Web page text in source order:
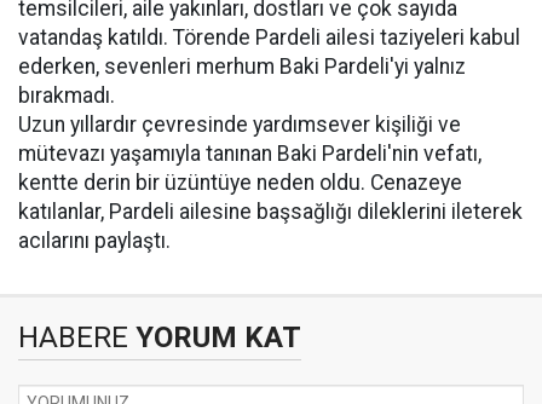
temsilcileri, aile yakınları, dostları ve çok sayıda
vatandaş katıldı. Törende Pardeli ailesi taziyeleri kabul
ederken, sevenleri merhum Baki Pardeli'yi yalnız
bırakmadı.
Uzun yıllardır çevresinde yardımsever kişiliği ve
mütevazı yaşamıyla tanınan Baki Pardeli'nin vefatı,
kentte derin bir üzüntüye neden oldu. Cenazeye
katılanlar, Pardeli ailesine başsağlığı dileklerini ileterek
acılarını paylaştı.
HABERE YORUM KAT